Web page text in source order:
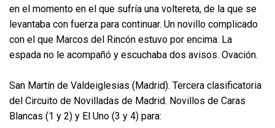
en el momento en el que sufría una voltereta, de la que se
levantaba con fuerza para continuar. Un novillo complicado
con el que Marcos del Rincón estuvo por encima. La
espada no le acompañó y escuchaba dos avisos. Ovación.
San Martín de Valdeiglesias (Madrid). Tercera clasificatoria
del Circuito de Novilladas de Madrid. Novillos de Caras
Blancas (1 y 2) y El Uno (3 y 4) para: